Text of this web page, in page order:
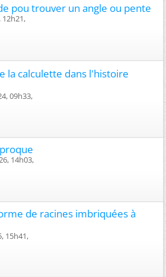
pou trouver un angle ou pente
la calculette dans l'histoire
09h33,
14h03,
de racines imbriquées à
15h41,